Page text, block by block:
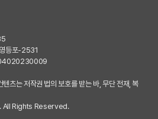
등포-2531
츠는 저작권 법의 보호를 받는 바, 무단 전재, 복
All Rights Reserved.